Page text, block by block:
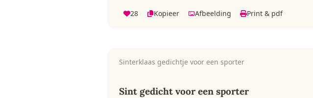
28 Kopieer Afbeelding Print & pdf
Sinterklaas gedichtje voor een sporter
Sint gedicht voor een sporter